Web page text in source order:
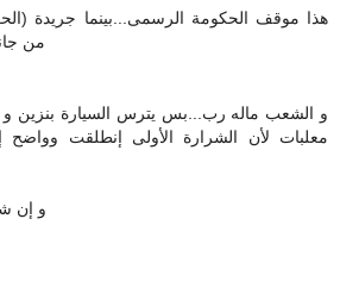
هذا موقف الحكومة الرسمى...بينما جريدة
من
و الشعب ماله رب...بس يترس السيارة بنزين و
معلبات لأن الشرارة الأولى إنطلقت وواضح
و إن